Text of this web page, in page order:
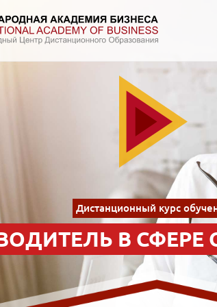
Дистанционный курс
В СФЕРЕ